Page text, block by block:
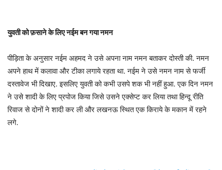
युवती को फ़साने के लिए नईम बन गया नमन
पीड़िता के अनुसार नईम अहमद ने उसे अपना नाम नमन बताकर दोस्ती की. नमन
अपने हाथ में कलावा और टीका लगाये रहता था. नईम ने उसे नमन नाम से फर्जी
दस्तावेज भी दिखाए. इसलिए युवती को कभी उसपे शक भी नहीं हुआ. एक दिन नमन
ने उसे शादी के लिए प्रपोज किया जिसे उसने एक्सेप्ट कर लिया तथा हिन्दू रीति
रिवाज से दोनों ने शादी कर ली और लखनऊ स्थित एक किराये के मकान में रहने
लगे.